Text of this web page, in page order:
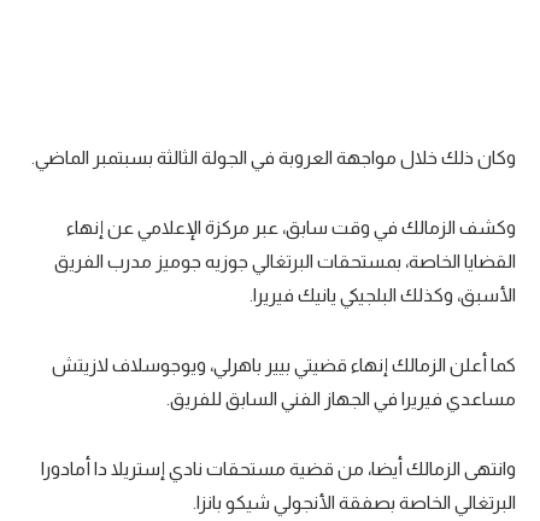
وكان ذلك خلال مواجهة العروبة في الجولة الثالثة بسبتمبر الماضي.
وكشف الزمالك في وقت سابق، عبر مركزة الإعلامي عن إنهاء
القضايا الخاصة، بمستحقات البرتغالي جوزيه جوميز مدرب الفريق
الأسبق، وكذلك البلجيكي يانيك فيريرا.
كما أعلن الزمالك إنهاء قضيتي بيير باهرلي، ويوجوسلاف لازيتش
مساعدي فيريرا في الجهاز الفني السابق للفريق.
وانتهى الزمالك أيضا، من قضية مستحقات نادي إستريلا دا أمادورا
البرتغالي الخاصة بصفقة الأنجولي شيكو بانزا.